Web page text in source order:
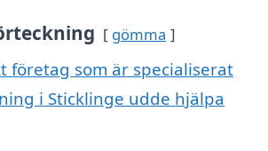
gömma
företag som är specialiserat
i Sticklinge udde hjälpa